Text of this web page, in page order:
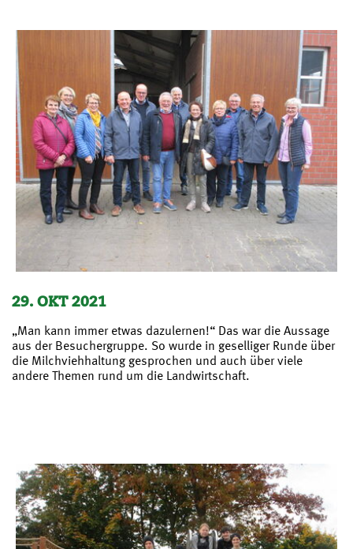
29. OKT 2021
„Man kann immer etwas dazulernen!“ Das war die Aussage
aus der Besuchergruppe. So wurde in geselliger Runde über
die Milchviehhaltung gesprochen und auch über viele
andere Themen rund um die Landwirtschaft.